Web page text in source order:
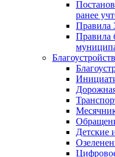
ранее
Правила
Правила
Детские